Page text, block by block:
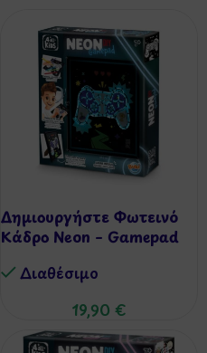
Δημιουργήστε Φωτεινό
Κάδρο Neon – Gamepad
Διαθέσιμo
19,90 €